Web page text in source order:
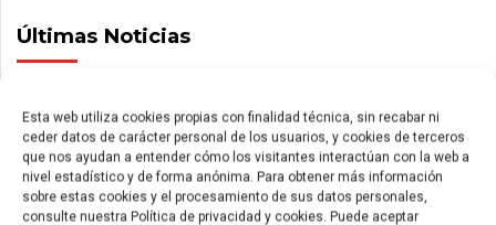
Esta web utiliza cookies propias con finalidad técnica, sin recabar ni
ceder datos de carácter personal de los usuarios, y cookies de terceros
que nos ayudan a entender cómo los visitantes interactúan con la web a
nivel estadístico y de forma anónima. Para obtener más información
sobre estas cookies y el procesamiento de sus datos personales,
consulte nuestra Política de privacidad y cookies. Puede aceptar
Últimas Noticias